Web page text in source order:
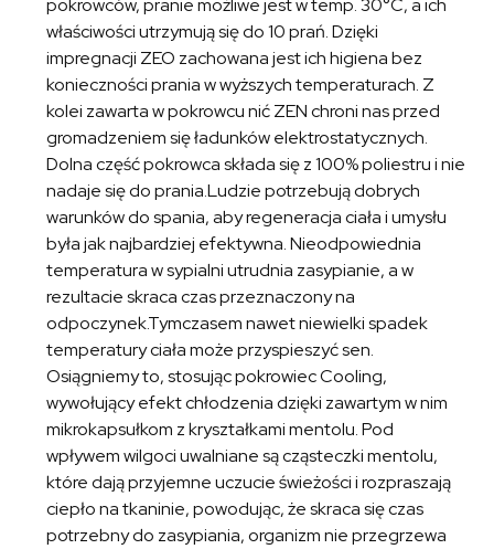
pokrowców, pranie możliwe jest w temp. 30°C, a ich
właściwości utrzymują się do 10 prań. Dzięki
impregnacji ZEO zachowana jest ich higiena bez
konieczności prania w wyższych temperaturach. Z
kolei zawarta w pokrowcu nić ZEN chroni nas przed
gromadzeniem się ładunków elektrostatycznych.
Dolna część pokrowca składa się z 100% poliestru i nie
nadaje się do prania.Ludzie potrzebują dobrych
warunków do spania, aby regeneracja ciała i umysłu
była jak najbardziej efektywna. Nieodpowiednia
temperatura w sypialni utrudnia zasypianie, a w
rezultacie skraca czas przeznaczony na
odpoczynek.Tymczasem nawet niewielki spadek
temperatury ciała może przyspieszyć sen.
Osiągniemy to, stosując pokrowiec Cooling,
wywołujący efekt chłodzenia dzięki zawartym w nim
mikrokapsułkom z kryształkami mentolu. Pod
wpływem wilgoci uwalniane są cząsteczki mentolu,
które dają przyjemne uczucie świeżości i rozpraszają
ciepło na tkaninie, powodując, że skraca się czas
potrzebny do zasypiania, organizm nie przegrzewa